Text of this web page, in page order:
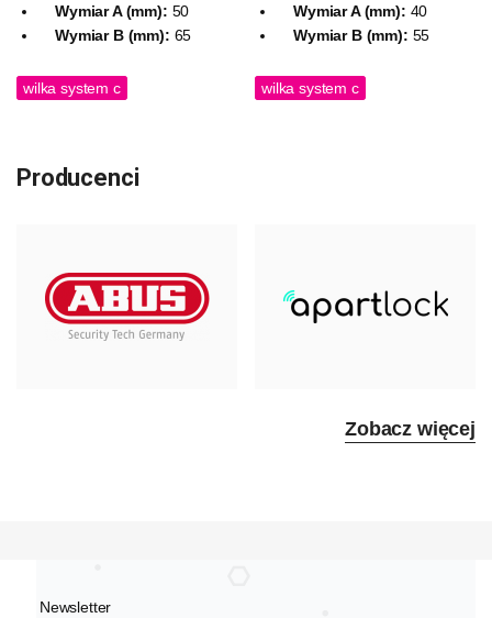
Wymiar A (mm): 50
Wymiar B (mm): 65
wilka system c
Wymiar A (mm): 40
Wymiar B (mm): 55
wilka system c
Producenci
Zobacz więcej
Newsletter